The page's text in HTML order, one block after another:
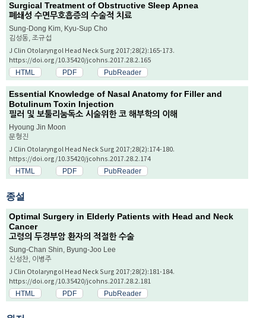
Surgical Treatment of Obstructive Sleep Apnea
폐쇄성 수면무호흡증의 수술적 치료
Sung-Dong Kim, Kyu-Sup Cho
김성동, 조규섭
J Clin Otolaryngol Head Neck Surg 2017;28(2):165-173.
https://doi.org/10.35420/jcohns.2017.28.2.165
HTML PDF PubReader
Essential Knowledge of Nasal Anatomy for Filler and
Botulinum Toxin Injection
필러 및 보툴리눔독소 시술위한 코 해부학의 이해
Hyoung Jin Moon
문형진
J Clin Otolaryngol Head Neck Surg 2017;28(2):174-180.
https://doi.org/10.35420/jcohns.2017.28.2.174
HTML PDF PubReader
종설
Optimal Surgery in Elderly Patients with Head and Neck
Cancer
고령의 두경부암 환자의 적절한 수술
Sung-Chan Shin, Byung-Joo Lee
신성찬, 이병주
J Clin Otolaryngol Head Neck Surg 2017;28(2):181-184.
https://doi.org/10.35420/jcohns.2017.28.2.181
HTML PDF PubReader